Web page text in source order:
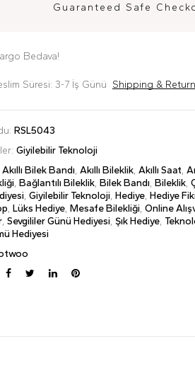
Guaranteed Safe
Bedava!
Süresi: 3-7 İş Günü Shipping & Return
RSL5043
Giyilebilir Teknoloji
Akıllı Bilek Bandı,Akıllı Bileklik,Akıllı Saat,
,Bağlantılı Bileklik,Bilek Bandı,Bileklik,
,Giyilebilir Teknoloji,Hediye,Hediye
,Lüks Hediye,Mesafe Bilekliği,Online
,Sevgililer Günü Hediyesi,Şık Hediye,
Hediyesi